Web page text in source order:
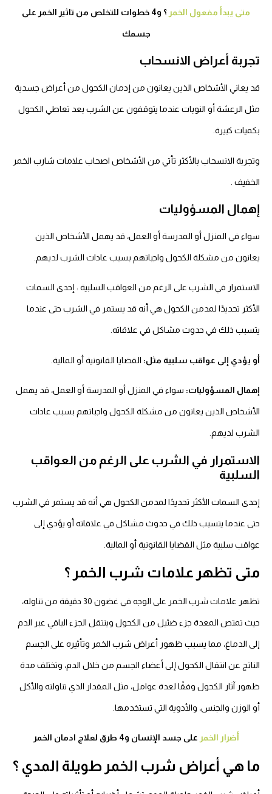
متى يبدأ مفعول الخمر ؟ و4 خطوات للتخلص من تاثير الخمر على
جسمك
تجربة أعراض الانسحاب
قد يعاني الأشخاص الذين يعانون من إدمان الكحول من أعراض جسدية
مثل الرعشة أو النوبات عندما يتوقفون عن الشرب بعد تعاطي الكحول
بكميات كبيرة.
وتجربة الانسحاب بالأكثر تأتي من الأشخاص اصحاب علامات شارب الخمر
الخفيف .
إهمال المسؤوليات
سواء في المنزل أو المدرسة أو العمل، قد يهمل الأشخاص الذين
يعانون من مشكلة الكحول واجباتهم بسبب عادات الشرب لديهم.
الاستمرار في الشرب على الرغم من العواقب السلبية : إحدى السمات
الأكثر تحديدًا لمدمن الكحول هي أنه قد يستمر في الشرب حتى عندما
يتسبب ذلك في حدوث مشاكل في علاقاته.
أو يؤدي إلى عواقب سلبية مثل: القضايا القانونية أو المالية.
إهمال المسؤوليات: سواء في المنزل أو المدرسة أو العمل، قد يهمل
الأشخاص الذين يعانون من مشكلة الكحول واجباتهم بسبب عادات
الشرب لديهم.
الاستمرار في الشرب على الرغم من العواقب
السلبية
إحدى السمات الأكثر تحديدًا لمدمن الكحول هي أنه قد يستمر في الشرب
حتى عندما يتسبب ذلك في حدوث مشاكل في علاقاته أو يؤدي إلى
عواقب سلبية مثل القضايا القانونية أو المالية.
متى تظهر علامات شرب الخمر ؟
تظهر علامات شرب الخمر على الوجه في غضون 30 دقيقة من تناوله،
حيث تمتص المعدة جزء ضئيل من الكحول وينتقل الجزء الباقي عبر الدم
إلى الدماغ، مما يسبب ظهور أعراض شرب الخمر وتأثيره على الجسم
الناتج عن انتقال الكحول إلى أعضاء الجسم من خلال الدم، وتختلف مدة
ظهور آثار الكحول وفقًا لعدة عوامل، مثل المقدار الذي تناولته والأكل
أو الوزن والجنس، والأدوية التي تستخدمها.
أضرار الخمر على جسد الإنسان و4 طرق لعلاج ادمان الخمر
ما هي أعراض شرب الخمر طويلة المدي ؟